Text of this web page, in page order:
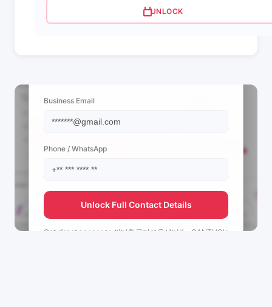
UNLOCK
Business Email
Phone / WhatsApp
Unlock Full Contact Details
Get direct access to 껀터한국어교육센터K - CANTHO's